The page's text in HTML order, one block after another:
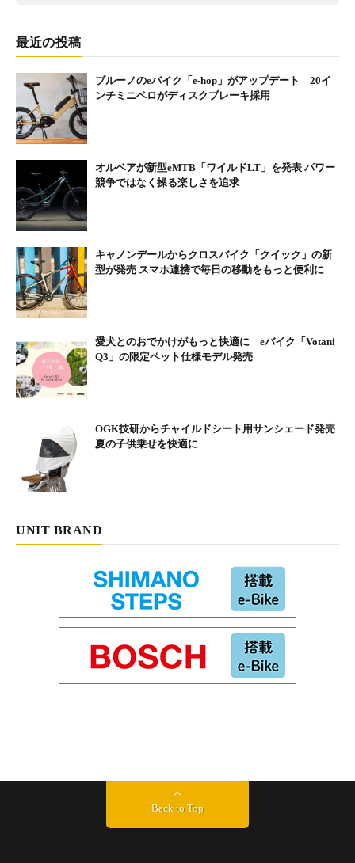
最近の投稿
ブルーノのeバイク「e-hop」がアップデート 20イ
ンチミニベロがディスクブレーキ採用
オルベアが新型eMTB「ワイルドLT」を発表 パワー
競争ではなく操る楽しさを追求
キャノンデールからクロスバイク「クイック」の新
型が発売 スマホ連携で毎日の移動をもっと便利に
愛犬とのおでかけがもっと快適に eバイク「Votani
Q3」の限定ペット仕様モデル発売
OGK技研からチャイルドシート用サンシェード発売
夏の子供乗せを快適に
UNIT BRAND
Back to Top